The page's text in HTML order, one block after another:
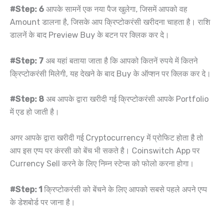
#Step: 6 आपके सामनें एक नया पैज खुलेगा, जिसमें आपको वह
Amount डालना है, जिसके आप क्रिप्टोकरंसी खरीदना चाहता है। राशि
डालनें के बाद Preview Buy के बटन पर क्लिक कर दे।
#Step: 7 अब यहां बताया जाता है कि आपको कितनें रुपये में कितने
क्रिप्टोकरंसी मिलेगी, यह देखने के बाद Buy के ऑप्शन पर क्लिक कर दे।
#Step: 8 अब आपके द्वारा खरीदी गई क्रिप्टोकरंसी आपके Portfolio
में एड हो जाती है।
अगर आपके द्वारा खरीदी गई Cryptocurrency में प्रोफिट होता है तो
आप इस एप्प पर कंरसी को बेंच भी सकते है। Coinswitch App पर
Currency Sell करने के लिए निम्न स्टेप्स को फोलो करना होगा।
#Step: 1 क्रिप्टोकरंसी को बेंचने के लिए आपको सबसे पहले अपने एप्प
के डेशबोर्ड पर जाना है।